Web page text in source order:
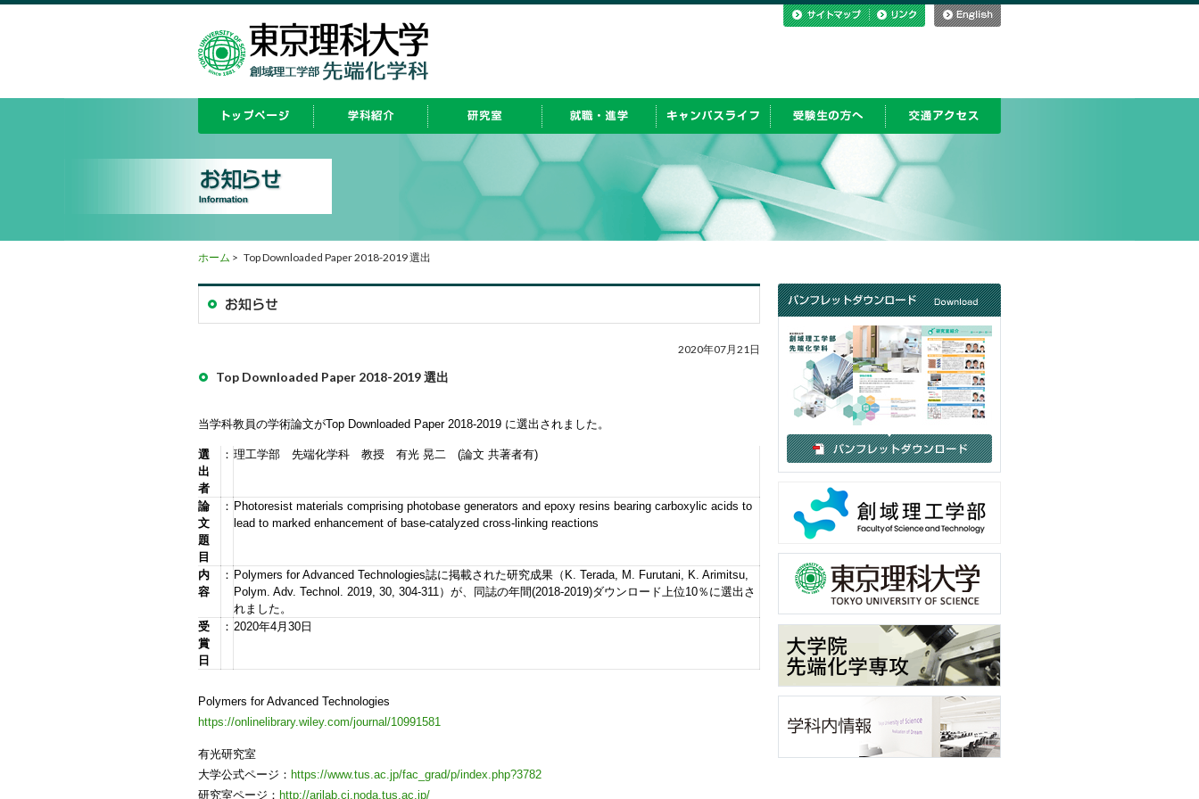
ホーム > Top Downloaded Paper 2018-2019 選出
2020年07月21日
Top Downloaded Paper 2018-2019 選出
当学科教員の学術論文がTop Downloaded Paper 2018-2019 に選出されました。
選
出
者
： 理工学部 先端化学科 教授 有光 晃二 (論文 共著者有)
論
文
題
目
： Photoresist materials comprising photobase generators and epoxy resins bearing carboxylic acids to
lead to marked enhancement of base-catalyzed cross-linking reactions
内
容
： Polymers for Advanced Technologies誌に掲載された研究成果（K. Terada, M. Furutani, K. Arimitsu,
Polym. Adv. Technol. 2019, 30, 304-311）が、同誌の年間(2018-2019)ダウンロード上位10％に選出さ
れました。
受
賞
日
： 2020年4月30日
Polymers for Advanced Technologies
https://onlinelibrary.wiley.com/journal/10991581
有光研究室
大学公式ページ： https://www.tus.ac.jp/fac_grad/p/index.php?3782
研究室ページ： http://arilab.ci.noda.tus.ac.jp/